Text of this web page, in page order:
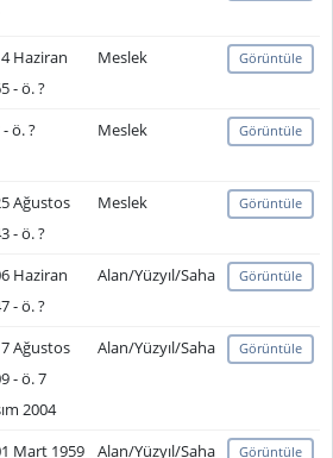
Haziran
- ö. ?
Meslek Görüntüle
ö. ? Meslek Görüntüle
Ağustos
- ö. ?
Meslek Görüntüle
Haziran
- ö. ?
Alan/Yüzyıl/Saha Görüntüle
Ağustos
- ö. 7
2004
Alan/Yüzyıl/Saha Görüntüle
Mart 1959
Alan/Yüzyıl/Saha Görüntüle